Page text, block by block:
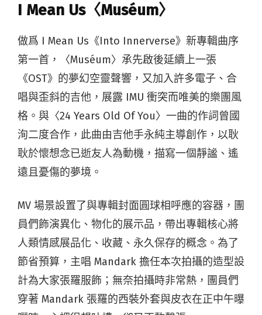
I Mean Us〈Muséum〉
做爲 I Mean Us《Into Innerverse》新專輯曲序
第一首，〈Muséum〉承先啟後延續上一張
《OST》的夢幻空靈聲響，又加入許多電子、合
唱與歪斜的吉他，展露 IMU 衝突而唯美的樂團風
格。與〈24 Years Old Of You〉一曲的作詞曾國
洵二度合作，此曲由吉他手永純主導創作，以耿
耿於懷想念已逝友人為動機，描寫一個靜謐、遙
遠且憂傷的夢境。
MV 場景設置了與專輯封面圓球相呼應的容器，團
員們飾演異化、物化的展示品，帶出專輯核心將
人類情感展品化、收藏、永久保存的概念。為了
節省預算，主唱 Mandark 擔任本次拍攝的造型設
計為大家張羅服飾；無奈拍攝時非常熱，團員們
穿著 Mandark 張羅的西裝外套與皮衣在正中午曝